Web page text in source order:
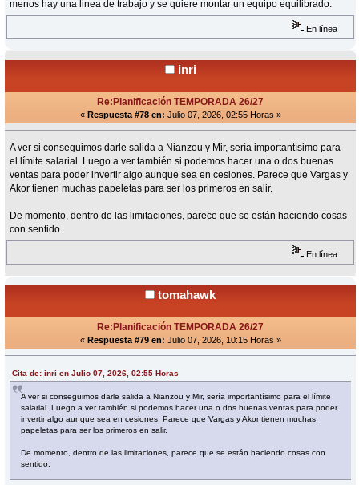
menos hay una linea de trabajo y se quiere montar un equipo equilibrado.
En línea
inri
Re:Planificación TEMPORADA 26/27
« Respuesta #78 en: Julio 07, 2026, 02:55 Horas »
A ver si conseguimos darle salida a Nianzou y Mir, sería importantísimo para
el límite salarial. Luego a ver también si podemos hacer una o dos buenas
ventas para poder invertir algo aunque sea en cesiones. Parece que Vargas y
Akor tienen muchas papeletas para ser los primeros en salir.
De momento, dentro de las limitaciones, parece que se están haciendo cosas
con sentido.
En línea
tomahawk
Re:Planificación TEMPORADA 26/27
« Respuesta #79 en: Julio 07, 2026, 10:15 Horas »
Cita de: inri en Julio 07, 2026, 02:55 Horas
A ver si conseguimos darle salida a Nianzou y Mir, sería importantísimo para el límite
salarial. Luego a ver también si podemos hacer una o dos buenas ventas para poder
invertir algo aunque sea en cesiones. Parece que Vargas y Akor tienen muchas
papeletas para ser los primeros en salir.
De momento, dentro de las limitaciones, parece que se están haciendo cosas con
sentido.